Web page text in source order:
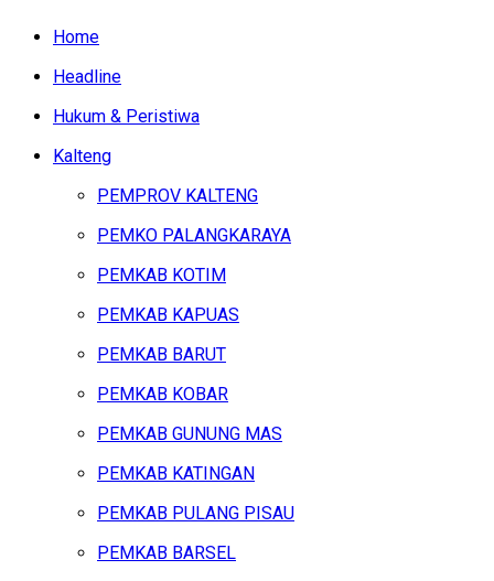
Home
Headline
Hukum & Peristiwa
Kalteng
PEMPROV KALTENG
PEMKO PALANGKARAYA
PEMKAB KOTIM
PEMKAB KAPUAS
PEMKAB BARUT
PEMKAB KOBAR
PEMKAB GUNUNG MAS
PEMKAB KATINGAN
PEMKAB PULANG PISAU
PEMKAB BARSEL